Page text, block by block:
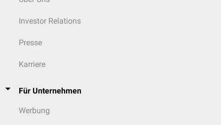
Investor Relations
Presse
Karriere
Für Unternehmen
Werbung